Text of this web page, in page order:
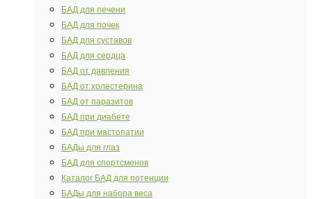
БАД для печени
БАД для почек
БАД для суставов
БАД для сердца
БАД от давления
БАД от холестерина
БАД от паразитов
БАД при диабете
БАД при мастопатии
БАДы для глаз
БАД для спортсменов
Каталог БАД для потенции
БАДы для набора веса